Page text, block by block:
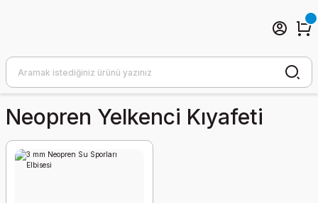
Neopren Yelkenci Kıyafeti